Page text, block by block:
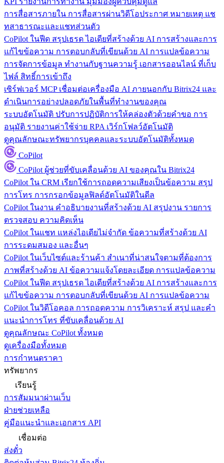
การสื่อสารภายใน การสื่อสารผ่านวิดีโอประกาศ หมายเหตุ แช
ทสาธารณะและแชทส่วนตัว
CoPilot ในฟีด สรุปเธรด ไอเดียที่สร้างด้วย AI การสร้างและการ
แก้ไขข้อความ การตอบกลับที่เขียนด้วย AI การแปลข้อความ
การจัดการข้อมูล ทำงานกับฐานความรู้ เอกสารออนไลน์ ที่เก็บ
ไฟล์ สิทธิ์การเข้าถึง
เซิร์ฟเวอร์ MCP เชื่อมต่อเครื่องมือ AI ภายนอกกับ Bitrix24 และ
ดำเนินการอย่างปลอดภัยในพื้นที่ทำงานของคุณ
ระบบอัตโนมัติ ปรับการปฏิบัติการให้คล่องตัวด้วยคำขอ การ
อนุมัติ รายงานค่าใช้จ่าย RPA เวิร์กโฟลว์อัตโนมัติ
ดูคุณลักษณะทรัพยากรบุคคลและระบบอัตโนมัติทั้งหมด
CoPilot
CoPilot ผู้ช่วยที่ขับเคลื่อนด้วย AI ของคุณใน Bitrix24
CoPilot ใน CRM เรียกใช้การถอดความเสียงเป็นข้อความ สรุป
การโทร การกรอกข้อมูลฟิลด์อัตโนมัติในดีล
CoPilot ในงาน คำอธิบายงานที่สร้างด้วย AI สรุปงาน รายการ
ตรวจสอบ ความคิดเห็น
CoPilot ในแชท แหล่งไอเดียไม่จำกัด ข้อความที่สร้างด้วย AI
การระดมสมอง และอื่นๆ
CoPilot ในเว็บไซต์และร้านค้า สำเนาที่น่าสนใจตามที่ต้องการ
ภาพที่สร้างด้วย AI ข้อความแจ้งโดยละเอียด การแปลข้อความ
CoPilot ในฟีด สรุปเธรด ไอเดียที่สร้างด้วย AI การสร้างและการ
แก้ไขข้อความ การตอบกลับที่เขียนด้วย AI การแปลข้อความ
CoPilot ในวิดีโอคอล การถอดความ การวิเคราะห์ สรุป และคำ
แนะนำการโทร ที่ขับเคลื่อนด้วย AI
ดูคุณลักษณะ CoPilot ทั้งหมด
ดูเครื่องมือทั้งหมด
การกำหนดราคา
ทรัพยากร
เรียนรู้
การสัมมนาผ่านเว็บ
ฝ่ายช่วยเหลือ
คู่มือแนะนำและเอกสาร API
เชื่อมต่อ
ส่งตั๋ว